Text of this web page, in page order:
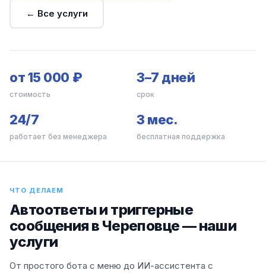
← Все услуги
от 15 000 ₽
стоимость
3–7 дней
срок
24/7
работает без менеджера
3 мес.
бесплатная поддержка
ЧТО ДЕЛАЕМ
Автоответы и триггерные
сообщения в Череповце — наши
услуги
От простого бота с меню до ИИ-ассистента с